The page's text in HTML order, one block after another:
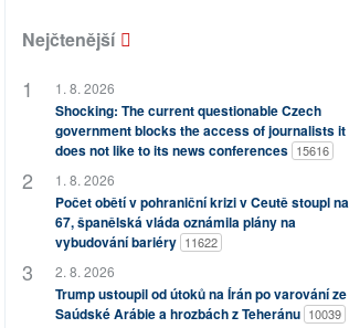
Nejčtenější
1. 8. 2026
Shocking: The current questionable Czech
government blocks the access of journalists it
does not like to its news conferences 15616
1. 8. 2026
Počet obětí v pohraniční krizi v Ceutě stoupl na
67, španělská vláda oznámila plány na
vybudování bariéry 11622
2. 8. 2026
Trump ustoupil od útoků na Írán po varování ze
Saúdské Arábie a hrozbách z Teheránu 10039